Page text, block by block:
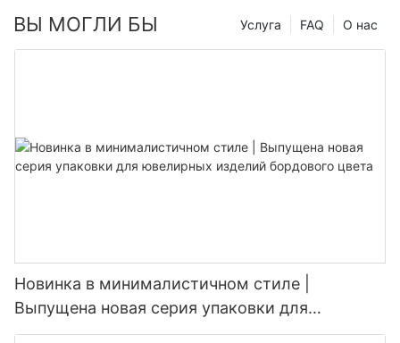
ВЫ МОГЛИ БЫ О нас
FAQ
Услуга
Новинка в минималистичном стиле |
Выпущена новая серия упаковки для
ювелирных изделий бордового цвета